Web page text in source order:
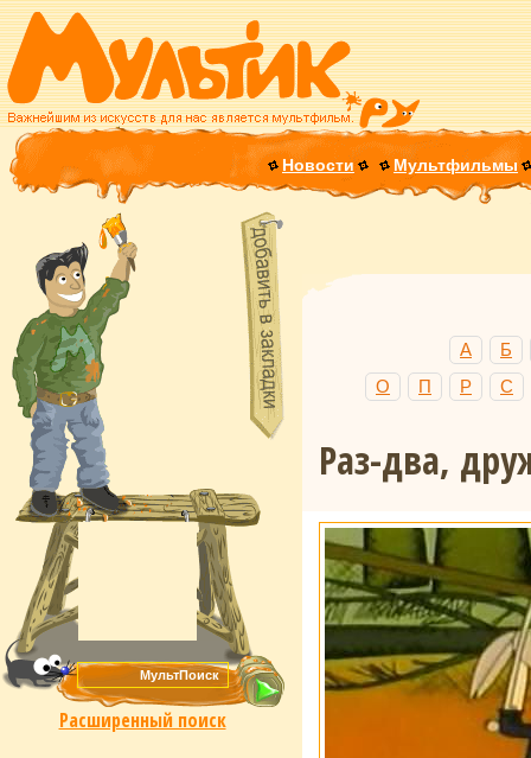
Новости Мультфильмы
Расширенный поиск
А
Б
О
П Р С
Раз-два,